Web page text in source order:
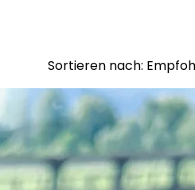
Sortieren nach: